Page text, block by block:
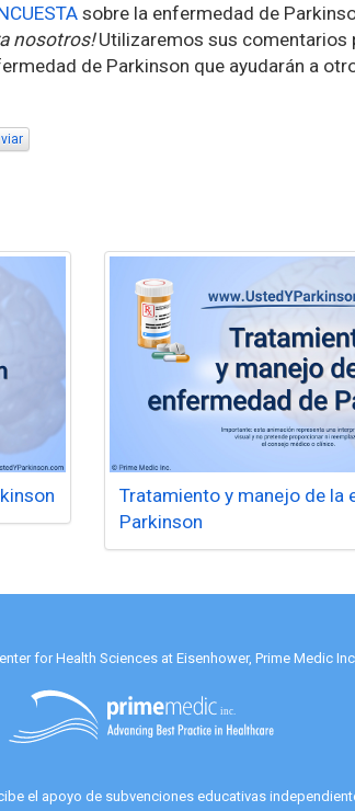
sobre la enfermedad de
nosotros!Utilizaremos sus comentarios
de Parkinson que ayudarán a
Tratamiento y manejo de la
Parkinson
for Health Sciences at Eisenhower, Prime Medic
el apoyo de subvenciones educativas